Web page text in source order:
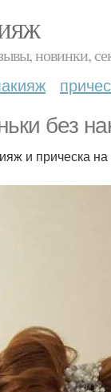
новинки,
без
и прическа